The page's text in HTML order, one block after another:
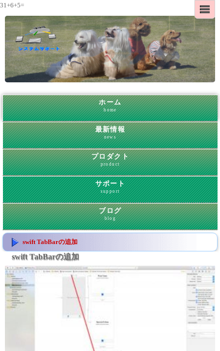
31+6+5=
ホーム
home
最新情報
news
プロダクト
product
サポート
support
ブログ
blog
swift TabBarの追加
swift TabBarの追加